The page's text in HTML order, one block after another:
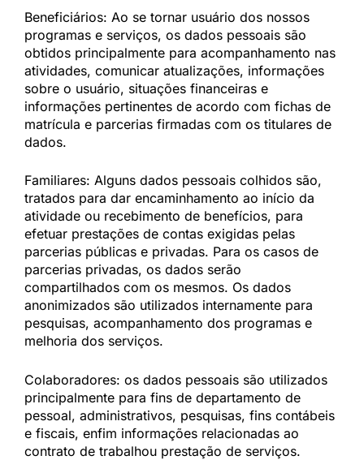
Beneficiários: Ao se tornar usuário dos nossos
programas e serviços, os dados pessoais são
obtidos principalmente para acompanhamento nas
atividades, comunicar atualizações, informações
sobre o usuário, situações financeiras e
informações pertinentes de acordo com fichas de
matrícula e parcerias firmadas com os titulares de
dados.
Familiares: Alguns dados pessoais colhidos são,
tratados para dar encaminhamento ao início da
atividade ou recebimento de benefícios, para
efetuar prestações de contas exigidas pelas
parcerias públicas e privadas. Para os casos de
parcerias privadas, os dados serão
compartilhados com os mesmos. Os dados
anonimizados são utilizados internamente para
pesquisas, acompanhamento dos programas e
melhoria dos serviços.
Colaboradores: os dados pessoais são utilizados
principalmente para fins de departamento de
pessoal, administrativos, pesquisas, fins contábeis
e fiscais, enfim informações relacionadas ao
contrato de trabalhou prestação de serviços.